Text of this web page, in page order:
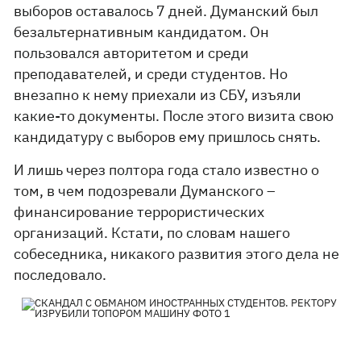
выборов оставалось 7 дней. Думанский был
безальтернативным кандидатом. Он
пользовался авторитетом и среди
преподавателей, и среди студентов. Но
внезапно к нему приехали из СБУ, изъяли
какие-то документы. После этого визита свою
кандидатуру с выборов ему пришлось снять.
И лишь через полтора года стало известно о
том, в чем подозревали Думанского –
финансирование террористических
организаций. Кстати, по словам нашего
собеседника, никакого развития этого дела не
последовало.